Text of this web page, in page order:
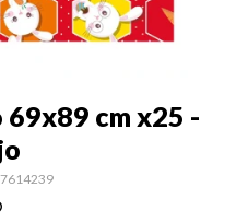
cm x25 -